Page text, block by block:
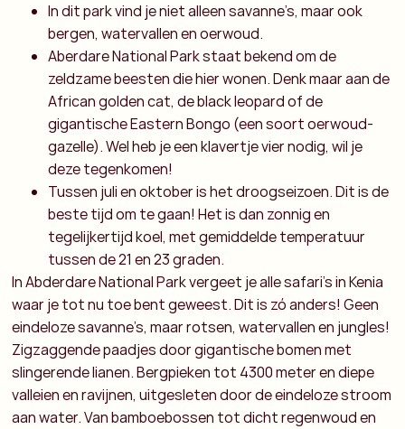
In dit park vind je niet alleen savanne’s, maar ook
bergen, watervallen en oerwoud.
Aberdare National Park staat bekend om de
zeldzame beesten die hier wonen. Denk maar aan de
African golden cat, de black leopard of de
gigantische Eastern Bongo (een soort oerwoud-
gazelle). Wel heb je een klavertje vier nodig, wil je
deze tegenkomen!
Tussen juli en oktober is het droogseizoen. Dit is de
beste tijd om te gaan! Het is dan zonnig en
tegelijkertijd koel, met gemiddelde temperatuur
tussen de 21 en 23 graden.
In Abderdare National Park vergeet je alle safari’s in Kenia
waar je tot nu toe bent geweest. Dit is zó anders! Geen
eindeloze savanne’s, maar rotsen, watervallen en jungles!
Zigzaggende paadjes door gigantische bomen met
slingerende lianen. Bergpieken tot 4300 meter en diepe
valleien en ravijnen, uitgesleten door de eindeloze stroom
aan water. Van bamboebossen tot dicht regenwoud en